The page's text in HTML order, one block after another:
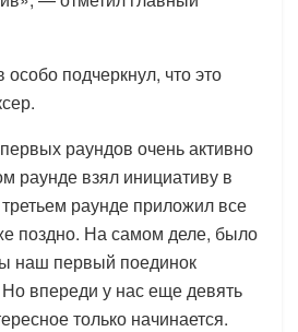
подчеркнул, что это
раундов очень активно
раунде взял инициативу в
раунде приложил все
поздно. На самом деле, было
наш первый поединок
впереди у нас еще девять
только начинается.